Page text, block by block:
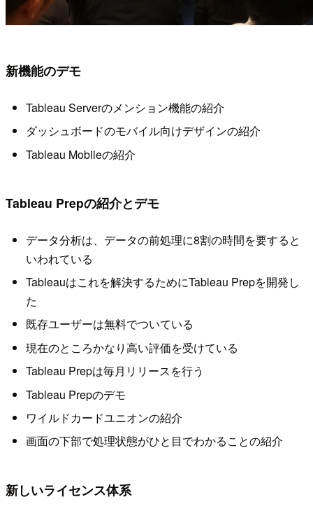
新機能のデモ
Tableau Serverのメンション機能の紹介
ダッシュボードのモバイル向けデザインの紹介
Tableau Mobileの紹介
Tableau Prepの紹介とデモ
データ分析は、データの前処理に8割の時間を要すると
いわれている
Tableauはこれを解決するためにTableau Prepを開発し
た
既存ユーザーは無料でついている
現在のところかなり高い評価を受けている
Tableau Prepは毎月リリースを行う
Tableau Prepのデモ
ワイルドカードユニオンの紹介
画面の下部で処理状態がひと目でわかることの紹介
新しいライセンス体系